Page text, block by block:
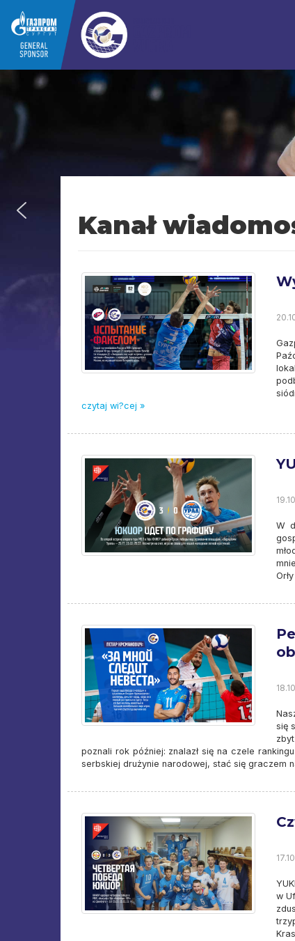
Kanał
czytaj wi?cej »
W
Orły
się
poznali rok później: znalazł się na czele
serbskiej drużynie narodowej, stać się graczem
w